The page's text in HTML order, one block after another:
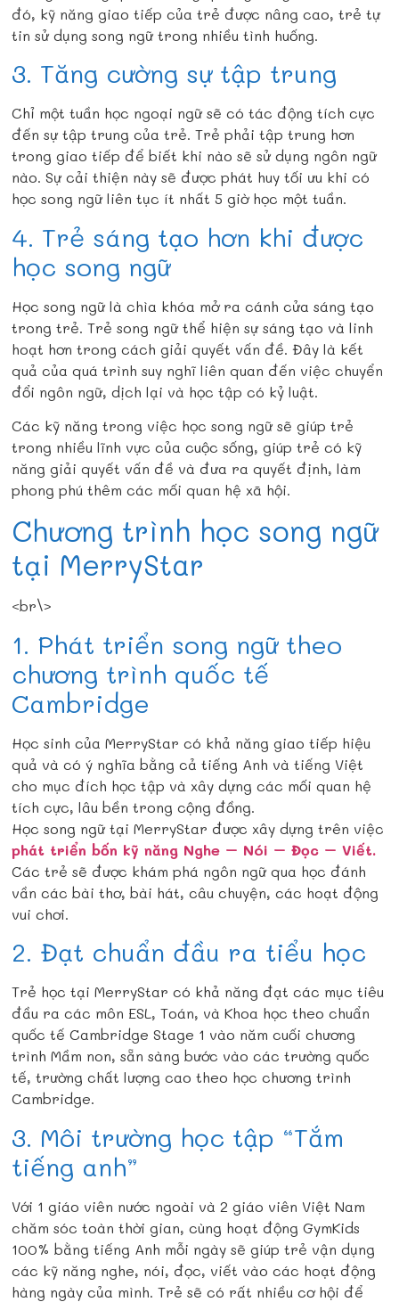
đó, kỹ năng giao tiếp của trẻ được nâng cao, trẻ tự
tin sử dụng song ngữ trong nhiều tình huống.
3. Tăng cường sự tập trung
Chỉ một tuần học ngoại ngữ sẽ có tác động tích cực
đến sự tập trung của trẻ. Trẻ phải tập trung hơn
trong giao tiếp để biết khi nào sẽ sử dụng ngôn ngữ
nào. Sự cải thiện này sẽ được phát huy tối ưu khi có
học song ngữ liên tục ít nhất 5 giờ học một tuần.
4. Trẻ sáng tạo hơn khi được
học song ngữ
Học song ngữ là chìa khóa mở ra cánh cửa sáng tạo
trong trẻ. Trẻ song ngữ thể hiện sự sáng tạo và linh
hoạt hơn trong cách giải quyết vấn đề. Đây là kết
quả của quá trình suy nghĩ liên quan đến việc chuyển
đổi ngôn ngữ, dịch lại và học tập có kỷ luật.
Các kỹ năng trong việc học song ngữ sẽ giúp trẻ
trong nhiều lĩnh vực của cuộc sống, giúp trẻ có kỹ
năng giải quyết vấn đề và đưa ra quyết định, làm
phong phú thêm các mối quan hệ xã hội.
Chương trình học song ngữ
tại MerryStar
<br\>
1. Phát triển song ngữ theo
chương trình quốc tế
Cambridge
Học sinh của MerryStar có khả năng giao tiếp hiệu
quả và có ý nghĩa bằng cả tiếng Anh và tiếng Việt
cho mục đích học tập và xây dựng các mối quan hệ
tích cực, lâu bền trong cộng đồng.
Học song ngữ tại MerryStar được xây dựng trên việc
phát triển bốn kỹ năng Nghe – Nói – Đọc – Viết.
Các trẻ sẽ được khám phá ngôn ngữ qua học đánh
vần các bài thơ, bài hát, câu chuyện, các hoạt động
vui chơi.
2. Đạt chuẩn đầu ra tiểu học
Trẻ học tại MerryStar có khả năng đạt các mục tiêu
đầu ra các môn ESL, Toán, và Khoa học theo chuẩn
quốc tế Cambridge Stage 1 vào năm cuối chương
trình Mầm non, sẵn sàng bước vào các trường quốc
tế, trường chất lượng cao theo học chương trình
Cambridge.
3. Môi trường học tập “Tắm
tiếng anh”
Với 1 giáo viên nước ngoài và 2 giáo viên Việt Nam
chăm sóc toàn thời gian, cùng hoạt động GymKids
100% bằng tiếng Anh mỗi ngày sẽ giúp trẻ vận dụng
các kỹ năng nghe, nói, đọc, viết vào các hoạt động
hàng ngày của mình. Trẻ sẽ có rất nhiều cơ hội để